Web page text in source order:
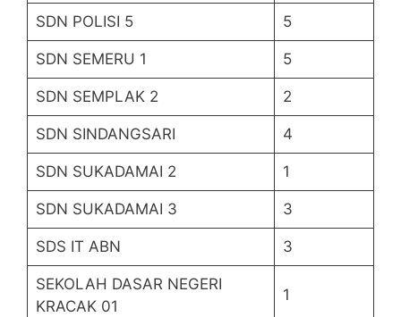
SDN POLISI 5 5
SDN SEMERU 1 5
SDN SEMPLAK 2 2
SDN SINDANGSARI 4
SDN SUKADAMAI 2 1
SDN SUKADAMAI 3 3
SDS IT ABN 3
SEKOLAH DASAR NEGERI
KRACAK 01
1